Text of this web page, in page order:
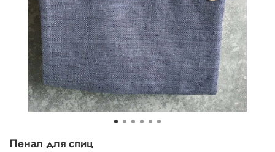
Пенал для спиц